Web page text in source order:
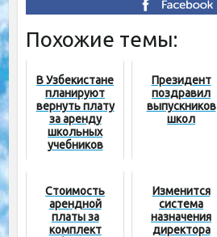
Похожие темы:
В Узбекистане
планируют
вернуть плату
за аренду
школьных
учебников
Президент
поздравил
выпускников
школ
Стоимость
арендной
платы за
комплект
Изменится
система
назначения
директора